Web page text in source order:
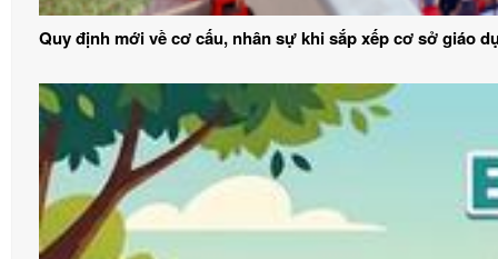
Quy định mới về cơ cấu, nhân sự khi sắp xếp cơ sở giáo